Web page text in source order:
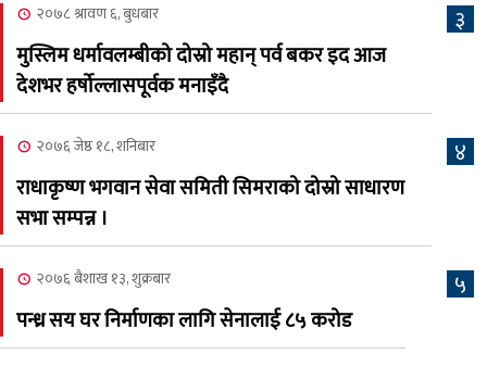
२०८३ श्रावण २, शनिबार
८
क्यालगरी नेपाली मेलाको
अस्मिताको बेजोड प्रस्तुती रहने
३
२०७८ श्रावण ६, बुधबार
मुस्लिम धर्मावलम्बीको दोस्रो महान् पर्व बकर इद आज
देशभर हर्षोल्लासपूर्वक मनाइँदै
४
२०७६ जेष्ठ १८, शनिबार
राधाकृष्ण भगवान सेवा समिती सिमराको दोस्रो साधारण
सभा सम्पन्न ।
५
२०७६ बैशाख १३, शुक्रबार
पन्ध्र सय घर निर्माणका लागि सेनालाई ८५ करोड